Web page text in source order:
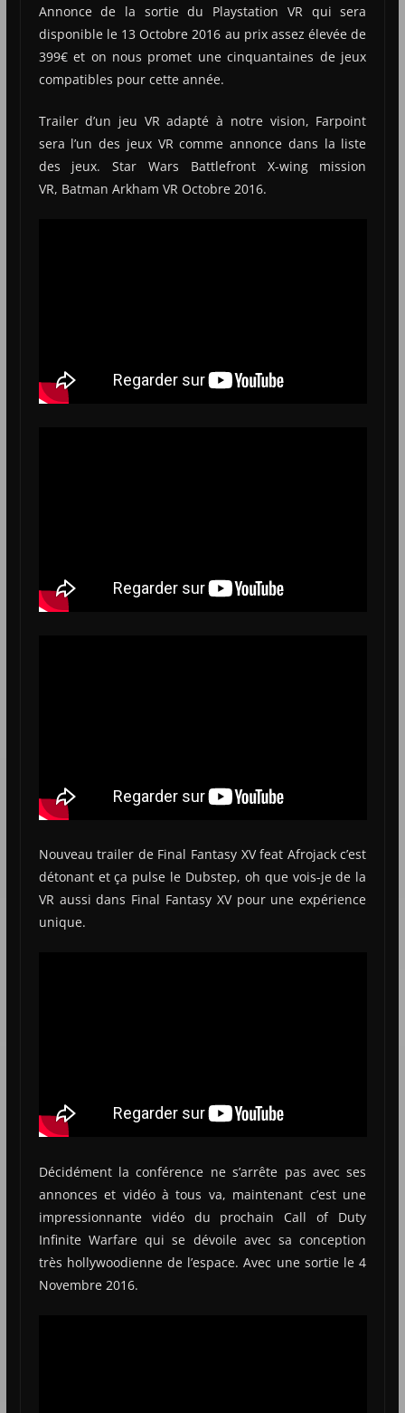
Annonce de la sortie du Playstation VR qui sera
disponible le 13 Octobre 2016 au prix assez élevée de
399€ et on nous promet une cinquantaines de jeux
compatibles pour cette année.
Trailer d’un jeu VR adapté à notre vision, Farpoint
sera l’un des jeux VR comme annonce dans la liste
des jeux. Star Wars Battlefront X-wing mission
VR, Batman Arkham VR Octobre 2016.
Nouveau trailer de Final Fantasy XV feat Afrojack c’est
détonant et ça pulse le Dubstep, oh que vois-je de la
VR aussi dans Final Fantasy XV pour une expérience
unique.
Décidément la conférence ne s’arrête pas avec ses
annonces et vidéo à tous va, maintenant c’est une
impressionnante vidéo du prochain Call of Duty
Infinite Warfare qui se dévoile avec sa conception
très hollywoodienne de l’espace. Avec une sortie le 4
Novembre 2016.